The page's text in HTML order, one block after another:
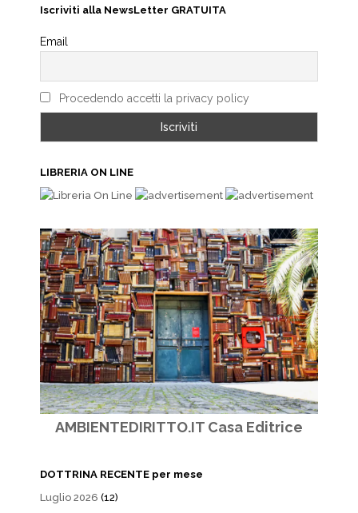
Iscriviti alla NewsLetter GRATUITA
Email
Procedendo accetti la privacy policy
LIBRERIA ON LINE
AMBIENTEDIRITTO.IT Casa Editrice
DOTTRINA RECENTE per mese
Luglio 2026 (12)